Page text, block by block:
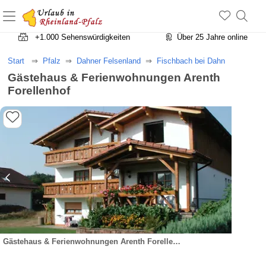
+1.500 Unterkünfte in Rheinland-Pfalz
+1.000 Sehenswürdigkeiten
Über 25 Jahre online
Start Pfalz Dahner Felsenland Fischbach bei Dahn
Gästehaus & Ferienwohnungen Arenth
Forellenhof
Gästehaus & Ferienwohnungen Arenth Forellenhof